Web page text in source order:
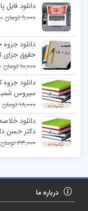
دانلود
9,000 تومان
دانلود
حقوق
10,000 تومان
سیروس
18,000 تومان
دانلود
دکتر حسن
23,000 تومان
درباره ما